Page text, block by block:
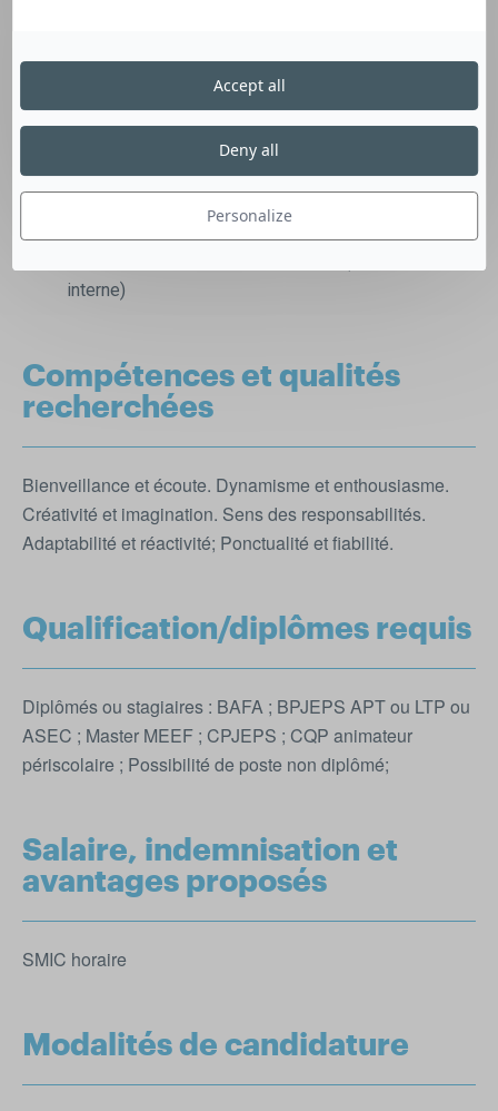
Accueillir les enfants et leurs familles.
Encadrer les temps périscolaires en garantissant la
sécurité des enfants.
interne)
Compétences et qualités
recherchées
Bienveillance et écoute. Dynamisme et enthousiasme.
Créativité et imagination. Sens des responsabilités.
Adaptabilité et réactivité; Ponctualité et fiabilité.
Qualification/diplômes requis
Diplômés ou stagiaires : BAFA ; BPJEPS APT ou LTP ou
ASEC ; Master MEEF ; CPJEPS ; CQP animateur
périscolaire ; Possibilité de poste non diplômé;
Salaire, indemnisation et
avantages proposés
SMIC horaire
Modalités de candidature
Personalize
Deny all
Accept all